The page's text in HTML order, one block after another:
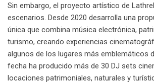
Sin embargo, el proyecto artístico de
escenarios. Desde 2020 desarrolla una
única que combina música electrónica,
turismo, creando experiencias
algunos de los lugares más emblemáticos
fecha ha producido más de 30 DJ sets
locaciones patrimoniales, naturales y